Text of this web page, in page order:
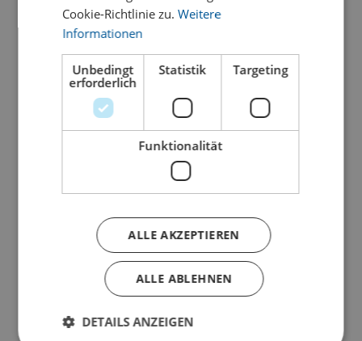
Waschanleitung
Sie können die Loops problemlos bei 30 Grad in der
Waschmaschine waschen. Wir empfehlen, sie dafür in
ein Wäschenetz zu legen. Bitte keinen Weichspüler
benutzen und im Anschluss weder in den Trockner legen
noch bügeln.
Waschen auch dafür, dass sich das Zugband wieder
• 50 % Polyurethan
• 37 % Polyamid
• 13 % Elastan
Mehr Informationen zu unseren Produkten, zum Versand
Cookie-Richtlinie zu.Weitere
Informationen
Unbedingt
erforderlich
Statistik Targeting
Funktionalität
ALLE AKZEPTIEREN
ALLE ABLEHNEN
DETAILS ANZEIGEN